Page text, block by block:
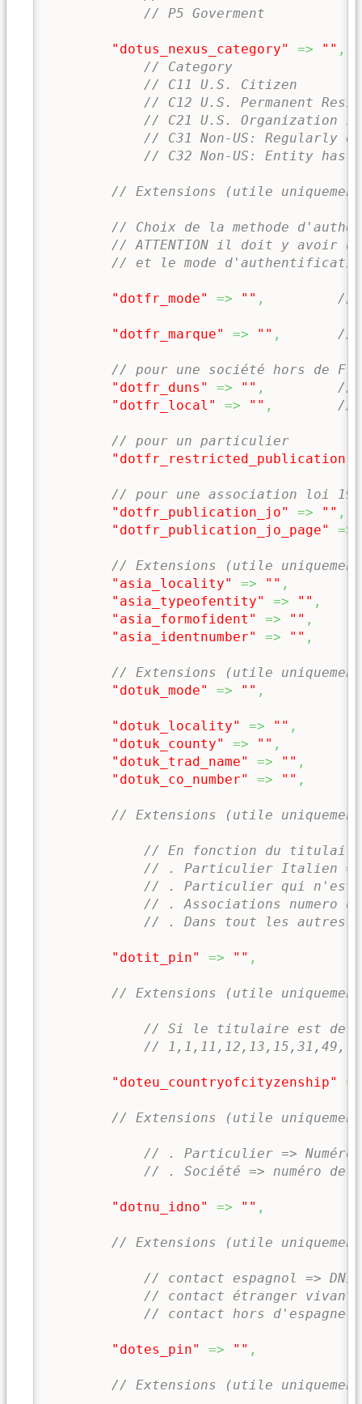
// P5 Goverment
"dotus_nexus_category" => "" ,
// Category
// C11 U.S. Citizen
// C12 U.S. Permanent
// C21 U.S. Organization
// C31 Non-US: Regularly
// C32 Non-US: Entity
// Extensions (utile
// Choix de la methode
// ATTENTION il doit y avoir
// et le mode
"dotfr_mode" => "" , //
"dotfr_marque" => "" , //
// pour une société hors de
"dotfr_duns"
=> "" ,
//
"dotfr_local"
=> "" , //
// pour un particulier
"dotfr_restricted_publication"
// pour une association loi
"dotfr_publication_jo"
=> "" ,
"dotfr_publication_jo_page"
=>
// Extensions (utile
"asia_locality"
=> "" ,
"asia_typeofentity"
=> "" ,
"asia_formofident"
=> "" ,
"asia_identnumber"
=> "" ,
// Extensions (utile
"dotuk_mode"
=> "" ,
"dotuk_locality"
=> "" ,
"dotuk_county"
=> "" ,
"dotuk_trad_name"
=> "" ,
"dotuk_co_number"
=> "" ,
// Extensions (utile
// En fonction du
// . Particulier Italien =>
// . Particulier qui n'est
// . Associations numero
// . Dans tout les autres
"dotit_pin" => "" ,
// Extensions (utile
// Si le titulaire est de
//
"doteu_countryofcityzenship" =>
// Extensions (utile
// . Particulier =>
// . Société => numéro de
"dotnu_idno" => "" ,
// Extensions (utile
// contact espagnol =>
// contact étranger vivant
// contact hors d'espagne
"dotes_pin" => "" ,
// Extensions (utile